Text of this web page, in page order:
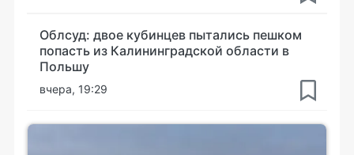
Облсуд: двое кубинцев пытались пешком
попасть из Калининградской области в
Польшу
вчера, 19:29